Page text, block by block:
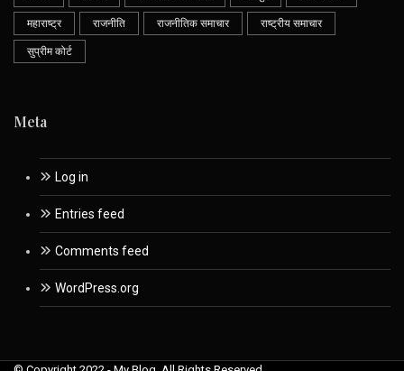
महाराष्ट्र राजनीति राजनीतिक समाचार राष्ट्रीय समाचार
सुप्रीम कोर्ट
Meta
Log in
Entries feed
Comments feed
WordPress.org